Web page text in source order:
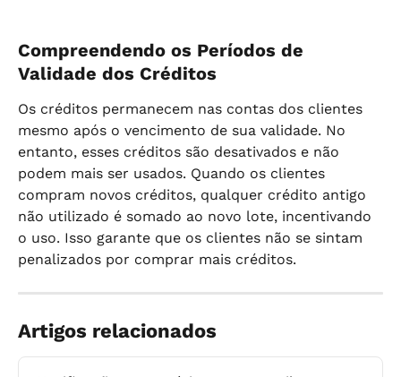
Compreendendo os Períodos de
Validade dos Créditos
Os créditos permanecem nas contas dos clientes
mesmo após o vencimento de sua validade. No
entanto, esses créditos são desativados e não
podem mais ser usados. Quando os clientes
compram novos créditos, qualquer crédito antigo
não utilizado é somado ao novo lote, incentivando
o uso. Isso garante que os clientes não se sintam
penalizados por comprar mais créditos.
Artigos relacionados